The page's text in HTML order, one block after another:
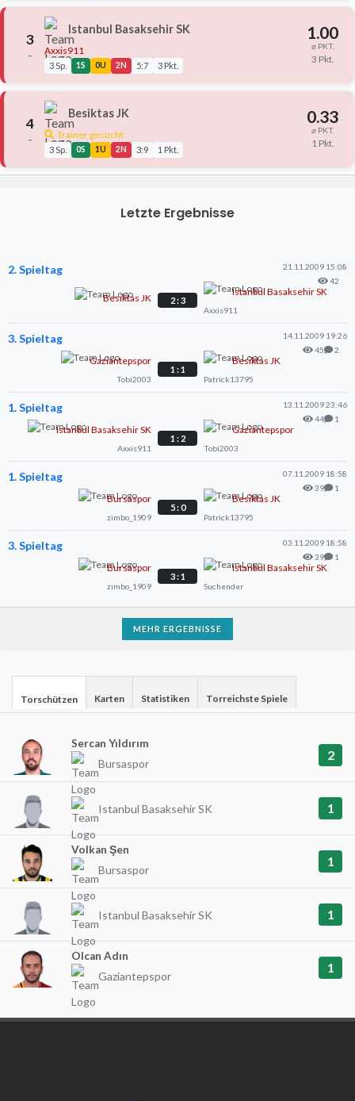
3
–
Istanbul Basaksehir SK
Axxis911
3 Sp. 1S 0U 2N 5:7 3 Pkt.
1.00
⌀ PKT.
3 Pkt.
4
–
Besiktas JK
Trainer gesucht
3 Sp. 0S 1U 2N 3:9 1 Pkt.
0.33
⌀ PKT.
1 Pkt.
Letzte Ergebnisse
2. Spieltag
21.11.2009 15:08
42
Besiktas JK 2 : 3
Istanbul Basaksehir SK
Axxis911
3. Spieltag
14.11.2009 19:26
45
2
Gaziantepspor
Tobi2003
1 : 1
Besiktas JK
Patrick13795
1. Spieltag
13.11.2009 23:46
44
1
Istanbul Basaksehir SK
Axxis911
1 : 2
Gaziantepspor
Tobi2003
1. Spieltag
07.11.2009 18:58
39
1
Bursaspor
zimbo_1909
5 : 0
Besiktas JK
Patrick13795
3. Spieltag
03.11.2009 18:58
39
1
Bursaspor
zimbo_1909
3 : 1
Istanbul Basaksehir SK
Suchender
MEHR ERGEBNISSE
Torschützen Karten Statistiken Torreichste Spiele
Sercan Yıldırım
Bursaspor
2
Istanbul Basaksehir SK 1
Volkan Şen
Bursaspor
1
Istanbul Basaksehir SK 1
Olcan Adın
Gaziantepspor
1